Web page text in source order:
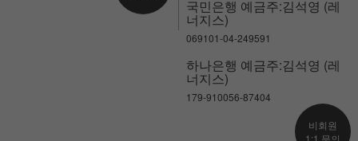
국민은행 예금주:김석영 (레
너지스)
069101-04-249591
하나은행 예금주:김석영 (레
너지스)
179-910056-87404
비회원
1:1 문의